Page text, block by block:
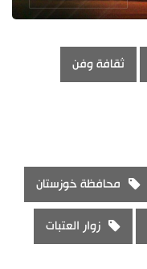
ثقافة وفن
محافظة خوزستان
زوار العتبات